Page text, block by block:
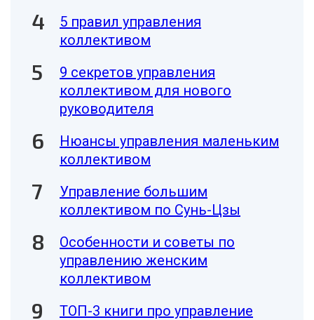
5 правил управления
коллективом
9 секретов управления
коллективом для нового
руководителя
Нюансы управления маленьким
коллективом
Управление большим
коллективом по Сунь-Цзы
Особенности и советы по
управлению женским
коллективом
ТОП-3 книги про управление